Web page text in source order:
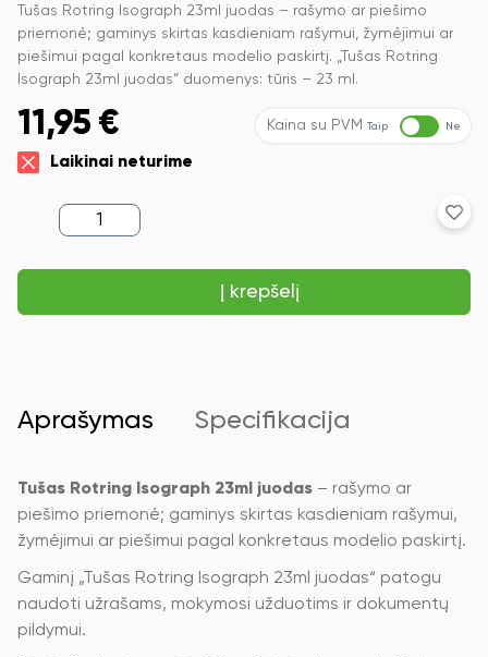
Tušas Rotring Isograph 23ml juodas – rašymo ar piešimo
priemonė; gaminys skirtas kasdieniam rašymui, žymėjimui ar
piešimui pagal konkretaus modelio paskirtį. „Tušas Rotring
Isograph 23ml juodas“ duomenys: tūris – 23 ml.
11,95 € Kaina su PVM Taip Ne
Laikinai neturime
produkto
kiekis:
Rotring
23ml
Į krepšelį
Aprašymas Specifikacija
Tušas Rotring Isograph 23ml juodas – rašymo ar
piešimo priemonė; gaminys skirtas kasdieniam rašymui,
žymėjimui ar piešimui pagal konkretaus modelio paskirtį.
Gaminį „Tušas Rotring Isograph 23ml juodas“ patogu
naudoti užrašams, mokymosi užduotims ir dokumentų
pildymui.